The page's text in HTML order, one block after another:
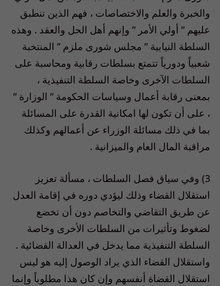
والخبرة والعلم والاختصاصات ، فهم الذين تنطبق
عليهم ” أولي الأمر ” وإنهم أهل الحل والعقد . وهذه
السلطة النيابية ” مجلس شورى ملزم ” المنتخبة
شعبياً ودورياً تتمتع بسلطات رقابية ومحاسبة على
السلطات الآخرى وخاصة السلطة التنفيذية ،
بمعنى رقابة أعمال وسياسات الحكومة ” الوزارة ”
، على أن تكون لها امكانية القدرة على المسائلة
بما في ذلك مسائلة الوزراء عن أعمالهم وكذلك
مراقبة المال العام والميزانية .
3) وفي سياق فصل السلطات ، مسألة تعزيز
استقلال القضاء وذلك ليؤدي دوره في إقامة العدل
عن طريق التقاضي والتخاصم دون أن تخضع
لضغوط وتأثيرات من السلطات الأخرى وخاصة
السلطة التنفيذية مما يدخل في العدالة القضائية .
واستقلال القضاء الذي يراد الوصول إليه هو ليس
استقلال القضاة أنفسهم وإن كان هذا مطلوباً وإنما